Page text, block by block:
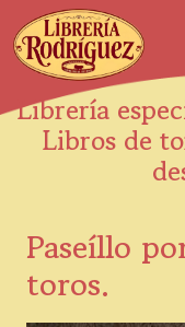
Librería
Libros de
Paseíllo
toros.